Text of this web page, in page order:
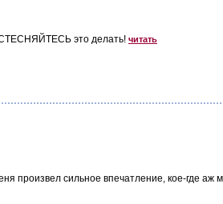
СТЕСНЯЙТЕСЬ это делать! читать
произвел сильное впечатление, кое-где аж